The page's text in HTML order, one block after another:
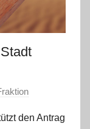
den Antrag